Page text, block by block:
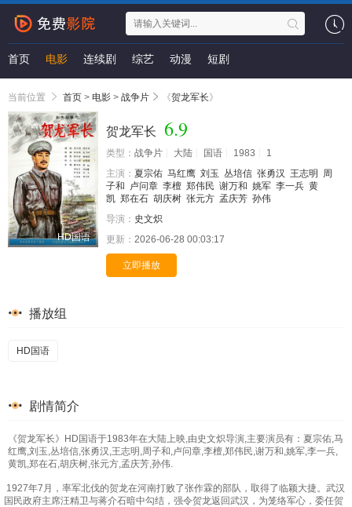
首页 电影 连续剧 综艺 动漫 短剧
当前位置 首页 > 电影 > 战争片 《贺龙军长》
HD国语
贺龙军长 6.9
类型： 战争片 大陆 国语 1983
1
主演： 夏宗佑 马红鹰 刘玉 丛培信 张勇汉 王志明
周
子和 卢问章 李檀 郑伟民 谢万和 姚军 李一兵 黄
凯 郑在石 胡庆树 张元方 孟庆芳 孙伟
导演： 史文炽
更新： 2026-06-28 00:03:17
立即播放
播放组
HD国语
剧情简介
《贺龙军长》HD国语于1983年在大陆上映,由史文炽导演,主要演员有：夏宗佑,马
红鹰,刘玉,丛培信,张勇汉,王志明,周子和,卢问章,李檀,郑伟民,谢万和,姚军,李一兵,
黄凯,郑在石,胡庆树,张元方,孟庆芳,孙伟.
1927年7月，率军北伐的贺龙在河南打败了张作霖的部队，取得了临颖大捷。武汉
国民政府主席汪精卫与蒋介石暗中勾结，强令贺龙返回武汉，为笼络军心，委任贺